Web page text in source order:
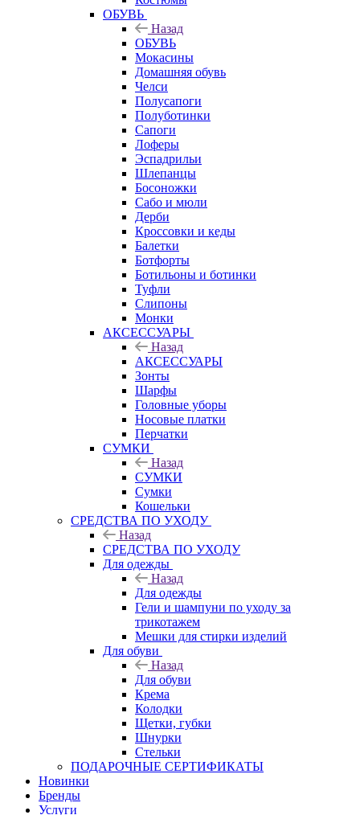
ОБУВЬ
Назад
ОБУВЬ
Мокасины
Домашняя обувь
Челси
Полусапоги
Полуботинки
Сапоги
Лоферы
Эспадрильи
Шлепанцы
Босоножки
Сабо и мюли
Дерби
Кроссовки и кеды
Балетки
Ботфорты
Ботильоны и ботинки
Туфли
Слипоны
Монки
АКСЕССУАРЫ
Назад
АКСЕССУАРЫ
Зонты
Шарфы
Головные уборы
Носовые платки
Перчатки
СУМКИ
Назад
СУМКИ
Сумки
Кошельки
CРЕДСТВА ПО УХОДУ
Назад
CРЕДСТВА ПО УХОДУ
Для одежды
Назад
Для одежды
Гели и шампуни по уходу за
трикотажем
Мешки для стирки изделий
Для обуви
Назад
Для обуви
Крема
Колодки
Щетки, губки
Шнурки
Стельки
ПОДАРОЧНЫЕ СЕРТИФИКАТЫ
Новинки
Бренды
Услуги